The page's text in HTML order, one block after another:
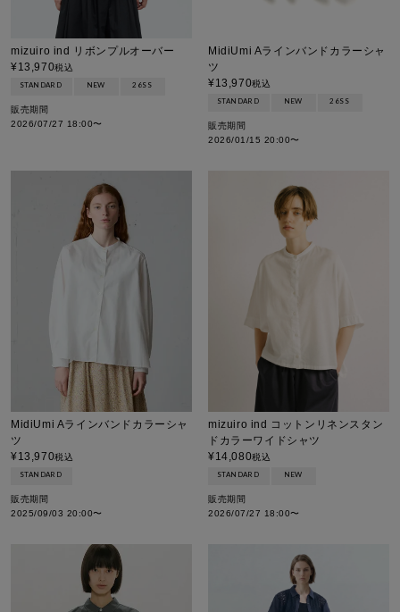
mizuiro ind リボンプルオーバー
¥13,970税込
STANDARD NEW 26SS
販売期間
2026/07/27 18:00〜
MidiUmi Aラインバンドカラーシャ
ツ
¥13,970税込
STANDARD NEW 26SS
販売期間
2026/01/15 20:00〜
MidiUmi Aラインバンドカラーシャ
ツ
¥13,970税込
STANDARD
販売期間
2025/09/03 20:00〜
mizuiro ind コットンリネンスタン
ドカラーワイドシャツ
¥14,080税込
STANDARD NEW
販売期間
2026/07/27 18:00〜